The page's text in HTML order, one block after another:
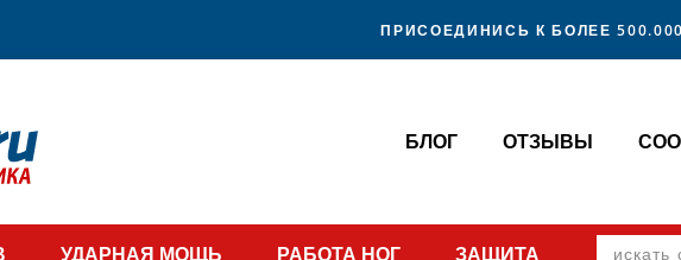
ПРИСОЕДИНИСЬ К БОЛЕЕ
БЛОГ ОТЗЫВЫ
УДАРНАЯ МОЩЬ РАБОТА НОГ ЗАЩИТА искать